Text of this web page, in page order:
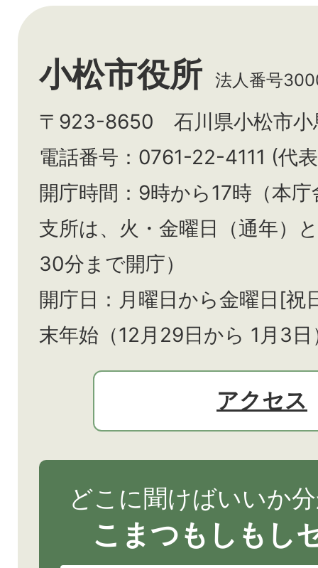
小松市役所 法人番号
〒923-8650 石川県小松市小
電話番号：0761-22-4111 (代
開庁時間：9時から17時（本
支所は、火・金曜日（通年）と
30分まで開庁）
開庁日：月曜日から金曜日[祝
末年始（12月29日から 1月3
アクセス
どこに聞けばいいか
こまつもしもし